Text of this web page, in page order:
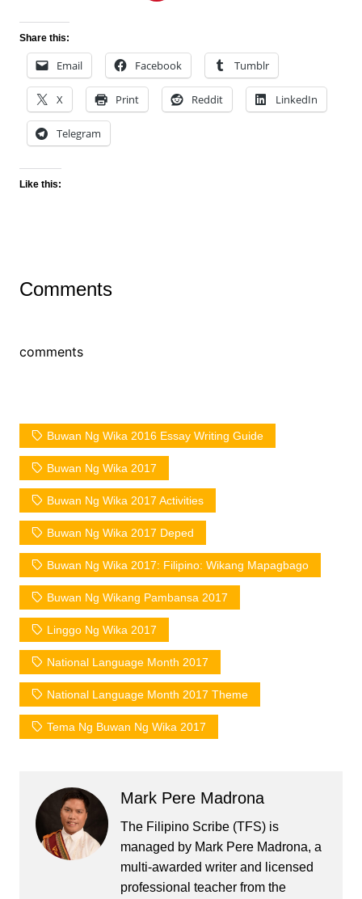
Share this:
Email Facebook Tumblr
X Print Reddit LinkedIn
Telegram
Like this:
Comments
comments
Buwan Ng Wika 2016 Essay Writing Guide
Buwan Ng Wika 2017
Buwan Ng Wika 2017 Activities
Buwan Ng Wika 2017 Deped
Buwan Ng Wika 2017: Filipino: Wikang Mapagbago
Buwan Ng Wikang Pambansa 2017
Linggo Ng Wika 2017
National Language Month 2017
National Language Month 2017 Theme
Tema Ng Buwan Ng Wika 2017
Mark Pere Madrona
The Filipino Scribe (TFS) is
managed by Mark Pere Madrona, a
multi-awarded writer and licensed
professional teacher from the